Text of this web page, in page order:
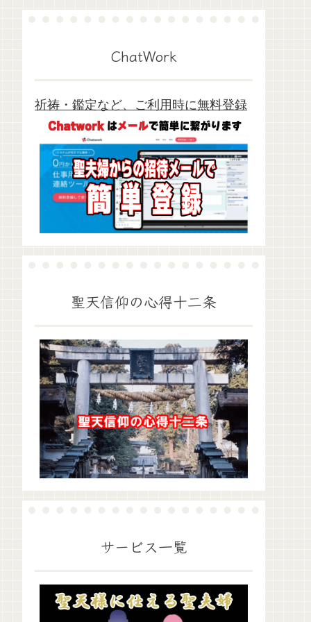
ChatWork
祈祷・鑑定など、ご利用時に無料登録
聖天信仰の心得十二条
サービス一覧